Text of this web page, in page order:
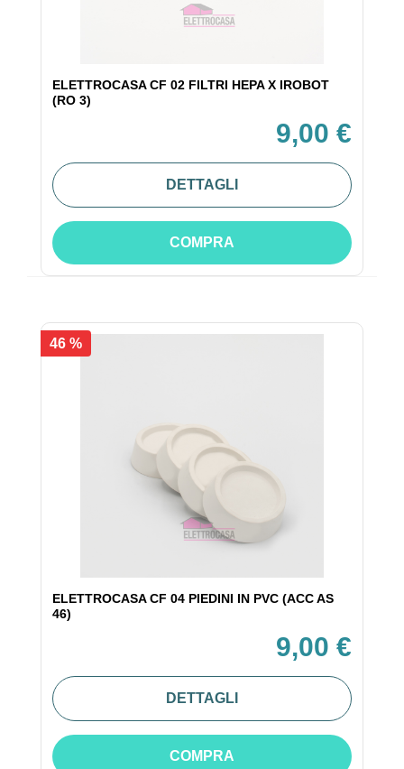
ELETTROCASA CF 02 FILTRI HEPA X IROBOT
(RO 3)
9,00 €
DETTAGLI
COMPRA
46 %
ELETTROCASA CF 04 PIEDINI IN PVC (ACC AS
46)
9,00 €
DETTAGLI
COMPRA